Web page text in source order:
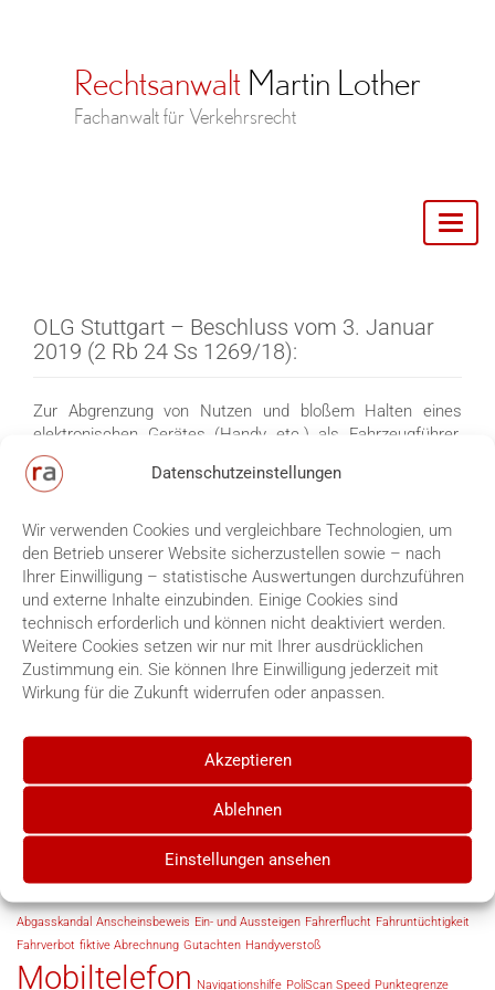
Datenschutzeinstellungen
Wir verwenden Cookies und vergleichbare Technologien, um
den Betrieb unserer Website sicherzustellen sowie – nach
Ihrer Einwilligung – statistische Auswertungen durchzuführen
und externe Inhalte einzubinden. Einige Cookies sind
technisch erforderlich und können nicht deaktiviert werden.
Weitere Cookies setzen wir nur mit Ihrer ausdrücklichen
Zustimmung ein. Sie können Ihre Einwilligung jederzeit mit
Wirkung für die Zukunft widerrufen oder anpassen.
Akzeptieren
Ablehnen
Einstellungen ansehen
OLG Stuttgart – Beschluss vom 3. Januar
2019 (2 Rb 24 Ss 1269/18):
Zur Abgrenzung von Nutzen und bloßem Halten eines
elektronischen Gerätes (Handy etc.) als Fahrzeugführer.
Ein Verstoß gegen §23 Abs. 1a StVO setzt grundsätzlich
voraus, dass der Führer eines Fahrzeuges eines der dort
aufnimmt oder hält. Der Wortlaut des Verordnungstextes
lässt keinen Interpretationsspielraum zu. Die
gerätespezifische Nutzung wird immer vorausgesetzt.
Nicht das Aufnehmen oder Halten eines elektronischen
Gerätes als solches wird untersagt, sondern –..Read More
Kategorien
Strafrecht
Zivilrecht
Schlagworte
Abgasskandal Anscheinsbeweis Ein- und Aussteigen Fahrerflucht Fahruntüchtigkeit
Fahrverbot fiktive Abrechnung Gutachten Handyverstoß
Mobiltelefon Navigationshilfe PoliScan Speed Punktegrenze